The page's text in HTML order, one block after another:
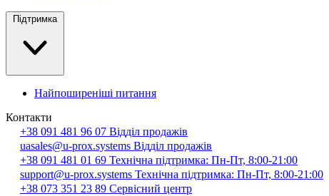
Підтримка
Найпоширеніші питання
Контакти
+38 091 481 96 07 Відділ продажів
uasales@u-prox.systems Відділ продажів
+38 091 481 01 69 Технічна підтримка: Пн-Пт, 8:00-21:00
support@u-prox.systems Технічна підтримка: Пн-Пт, 8:00-21:00
+38 073 351 23 89 Сервісний центр